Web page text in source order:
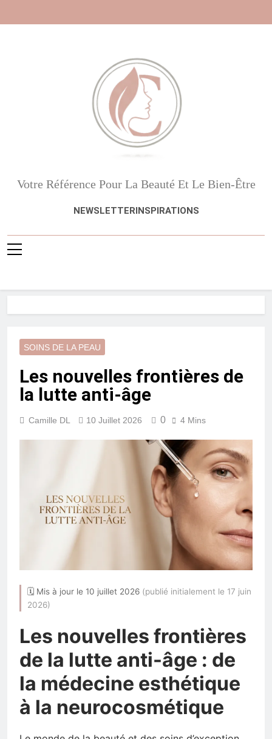
Beauté, Esthétique,
Anti-Âge
Votre Référence Pour La Beauté Et Le Bien-Être
NEWSLETTERINSPIRATIONS
SOINS DE LA PEAU
Les nouvelles frontières de
la lutte anti-âge
Camille DL 10 Juillet 2026 0 4 Mins
🗓 Mis à jour le 10 juillet 2026 (publié initialement le 17 juin
2026)
Les nouvelles frontières
de la lutte anti-âge : de
la médecine esthétique
à la neurocosmétique